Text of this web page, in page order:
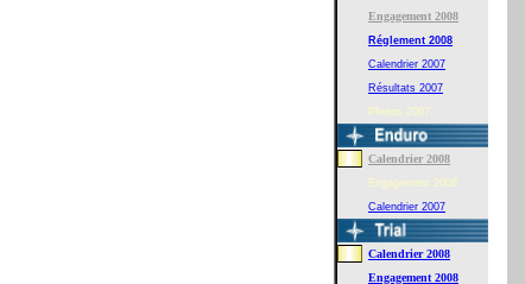
Engagement 2008
Réglement 2008
Calendrier 2007
Résultats 2007
Photos 2007
Calendrier 2008
Engagement 2008
Calendrier 2007
Calendrier 2008
Engagement 2008